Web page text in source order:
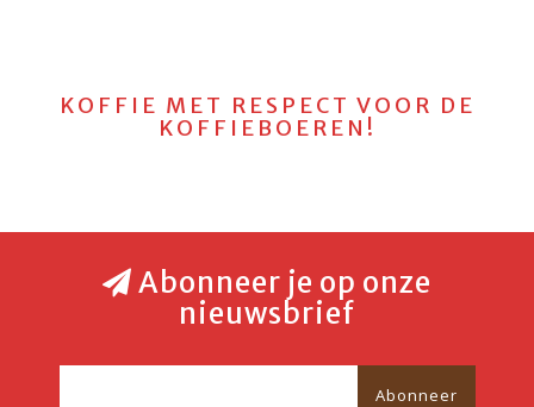
KOFFIE MET RESPECT VOOR DE
KOFFIEBOEREN!
Abonneer je op onze
nieuwsbrief
Abonneer